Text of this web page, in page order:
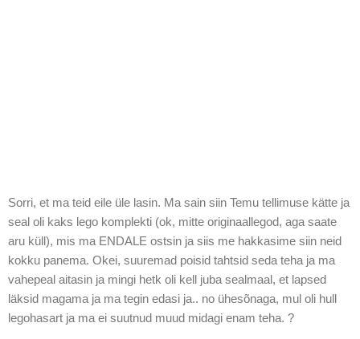
Sorri, et ma teid eile üle lasin. Ma sain siin Temu tellimuse kätte ja
seal oli kaks lego komplekti (ok, mitte originaallegod, aga saate
aru küll), mis ma ENDALE ostsin ja siis me hakkasime siin neid
kokku panema. Okei, suuremad poisid tahtsid seda teha ja ma
vahepeal aitasin ja mingi hetk oli kell juba sealmaal, et lapsed
läksid magama ja ma tegin edasi ja.. no ühesõnaga, mul oli hull
legohasart ja ma ei suutnud muud midagi enam teha. ?